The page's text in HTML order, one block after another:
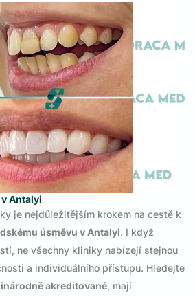
Antalyi
je nejdůležitějším krokem na cestě k
úsměvu v Antalyi. I když
ne všechny kliniky nabízejí stejnou
a individuálního přístupu. Hledejte
akreditované, mají